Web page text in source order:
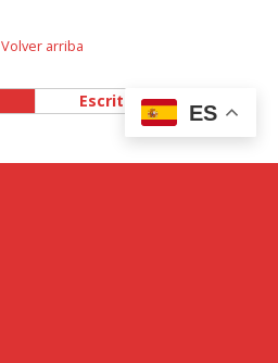
Volver arriba
Escritorio
ES